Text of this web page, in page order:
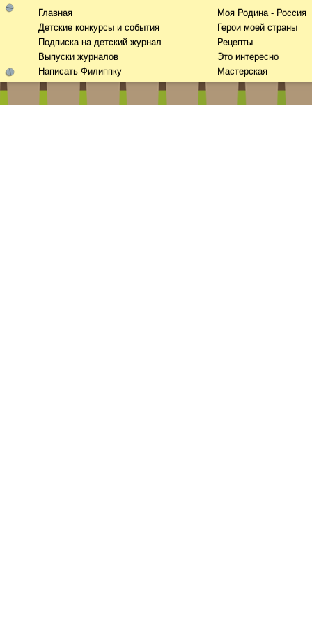
Главная
Детские конкурсы и события
Подписка на детский журнал
Выпуски журналов
Написать Филиппку
Моя Родина - Россия
Герои моей страны
Рецепты
Это интересно
Мастерская